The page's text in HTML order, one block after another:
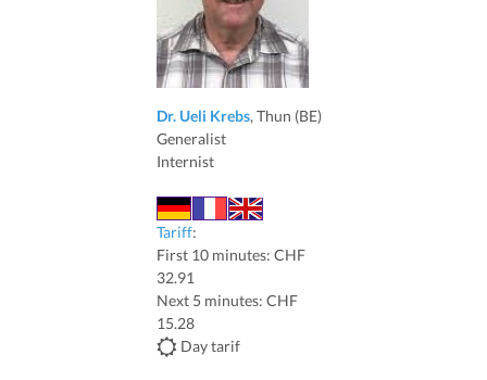
Dr. Ueli Krebs, Thun (BE)
Generalist
Internist
Tariff:
First 10 minutes: CHF
32.91
Next 5 minutes: CHF
15.28
Day tarif